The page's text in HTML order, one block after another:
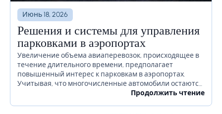
Июнь 18, 2026
Решения и системы для управления
парковками в аэропортах
Увеличение объема авиаперевозок, происходящее в
течение длительного времени, предполагает
повышенный интерес к парковкам в аэропортах.
Учитывая, что многочисленные автомобили остаются
на территории аэропорта в течение длительного
Продолжить чтение